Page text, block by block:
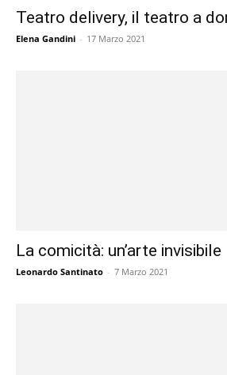
Teatro delivery, il teatro a
Elena Gandini - 17 Marzo 2021
La comicità: un’arte invisibile
Leonardo Santinato - 7 Marzo 2021